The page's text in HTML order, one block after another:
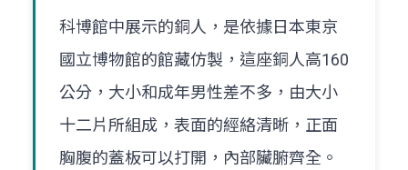
科博館中展示的銅人，是依據日本東京
國立博物館的館藏仿製，這座銅人高160
公分，大小和成年男性差不多，由大小
十二片所組成，表面的經絡清晰，正面
胸腹的蓋板可以打開，內部臟腑齊全。